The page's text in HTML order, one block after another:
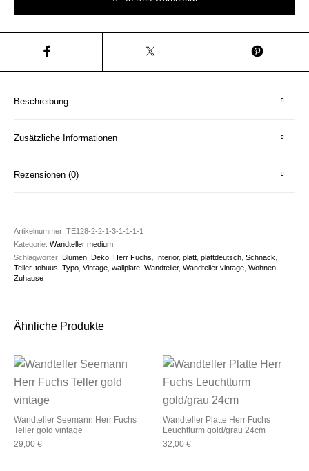
Beschreibung
Zusätzliche Informationen
Rezensionen (0)
Artikelnummer:TE128-2-2-1-3-1-1-1-1
Kategorie:Wandteller medium
Schlagwörter:Blumen ,Deko ,Herr Fuchs Interior,platt ,plattdeutsch ,Schnack
Teller,tohuus ,Typo ,Vintage ,wallplate ,Wandteller,Wandteller vintage ,Wohnen
Zuhause
Ähnliche Produkte
Wandteller Seemann Herr Fuchs
Teller gold vintage
29,00€
Wandteller Platte Herr Fuchs
Leuchtturm gold/grau 24cm
32,00 €